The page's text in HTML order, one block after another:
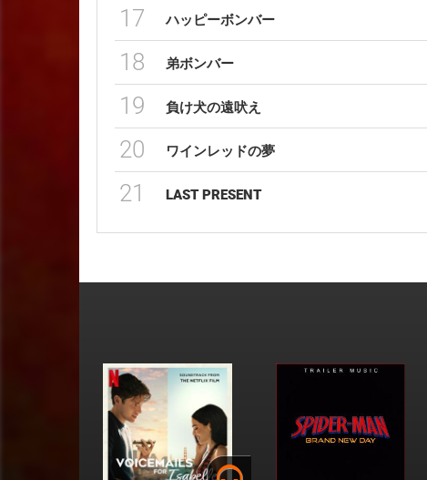
17 ハッピーボンバー
18 弟ボンバー
19 負け犬の遠吠え
20 ワインレッドの夢
21 LAST PRESENT